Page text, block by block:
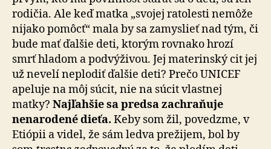
rodičia. Ale keď matka „svojej ratolesti nemôže
nijako pomôcť“ mala by sa zamyslieť nad tým, či
bude mať ďalšie deti, ktorým rovnako hrozí
smrť hladom a podvýživou. Jej materinský cit jej
už nevelí neplodiť ďalšie deti? Prečo UNICEF
apeluje na môj súcit, nie na súcit vlastnej
matky? Najľahšie sa predsa zachraňuje
nenarodené dieťa. Keby som žil, povedzme, v
Etiópii a videl, že sám ledva prežijem, bol by